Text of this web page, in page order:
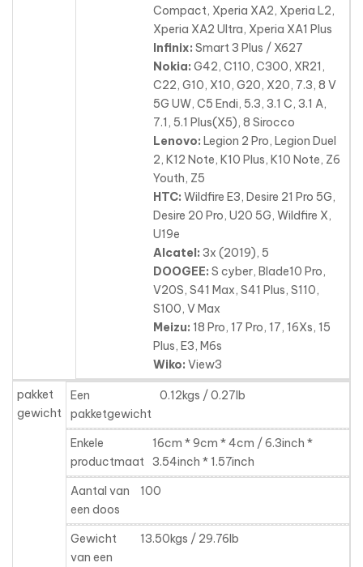
Compact, Xperia XA2, Xperia L2,
Xperia XA2 Ultra, Xperia XA1 Plus
Infinix: Smart 3 Plus / X627
Nokia: G42, C110, C300, XR21,
C22, G10, X10, G20, X20, 7.3, 8 V
5G UW, C5 Endi, 5.3, 3.1 C, 3.1 A,
7.1, 5.1 Plus(X5), 8 Sirocco
Lenovo: Legion 2 Pro, Legion Duel
2, K12 Note, K10 Plus, K10 Note, Z6
Youth, Z5
HTC: Wildfire E3, Desire 21 Pro 5G,
Desire 20 Pro, U20 5G, Wildfire X,
U19e
Alcatel: 3x (2019), 5
DOOGEE: S cyber, Blade10 Pro,
V20S, S41 Max, S41 Plus, S110,
S100, V Max
Meizu: 18 Pro, 17 Pro, 17, 16Xs, 15
Plus, E3, M6s
Wiko: View3
pakket
gewicht
Een
pakketgewicht
0.12kgs / 0.27lb
Enkele
productmaat
16cm * 9cm * 4cm / 6.3inch *
3.54inch * 1.57inch
Aantal van
een doos
100
Gewicht
van een
13.50kgs / 29.76lb